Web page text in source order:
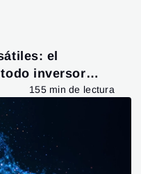
el
inversor
155 min de lectura